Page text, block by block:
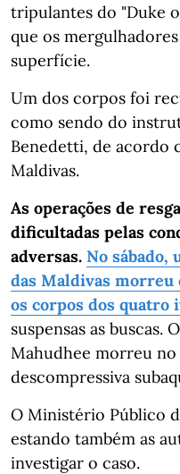
tripulantes do "Duke
que os
superfície.
Um dos corpos foi
como sendo do
Benedetti, de acordo
Maldivas.
As operações de
dificultadas pelas
adversas. No
das Maldivas morreu
os corpos dos quatro
suspensas as buscas.
Mahudhee morreu
descompressiva
O Ministério Público
estando também as
investigar o caso.